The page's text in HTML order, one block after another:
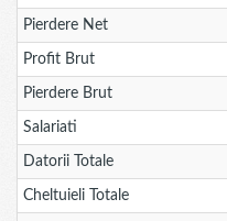
Pierdere Net
Profit Brut
Pierdere Brut
Salariati
Datorii Totale
Cheltuieli Totale